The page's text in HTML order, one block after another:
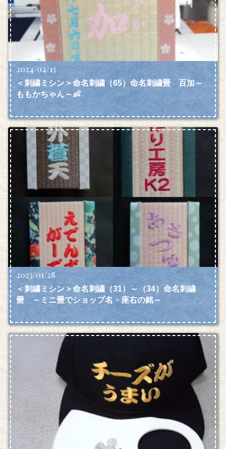
2024/04/13
＜刺繍ミシン＞命名刺繍（65）命名刺繍畳 百加～
ももかちゃん～👶
2023/01/28
＜刺繍ミシン＞命名刺繍（31）～（34）命名刺繍
畳 ～ミニ畳でショップ名・座右の銘～